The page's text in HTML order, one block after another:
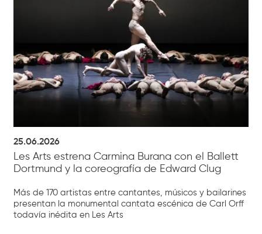
25.06.2026
Les Arts estrena Carmina Burana con el Ballett
Dortmund y la coreografía de Edward Clug
Más de 170 artistas entre cantantes, músicos y bailarines
presentan la monumental cantata escénica de Carl Orff
todavía inédita en Les Arts